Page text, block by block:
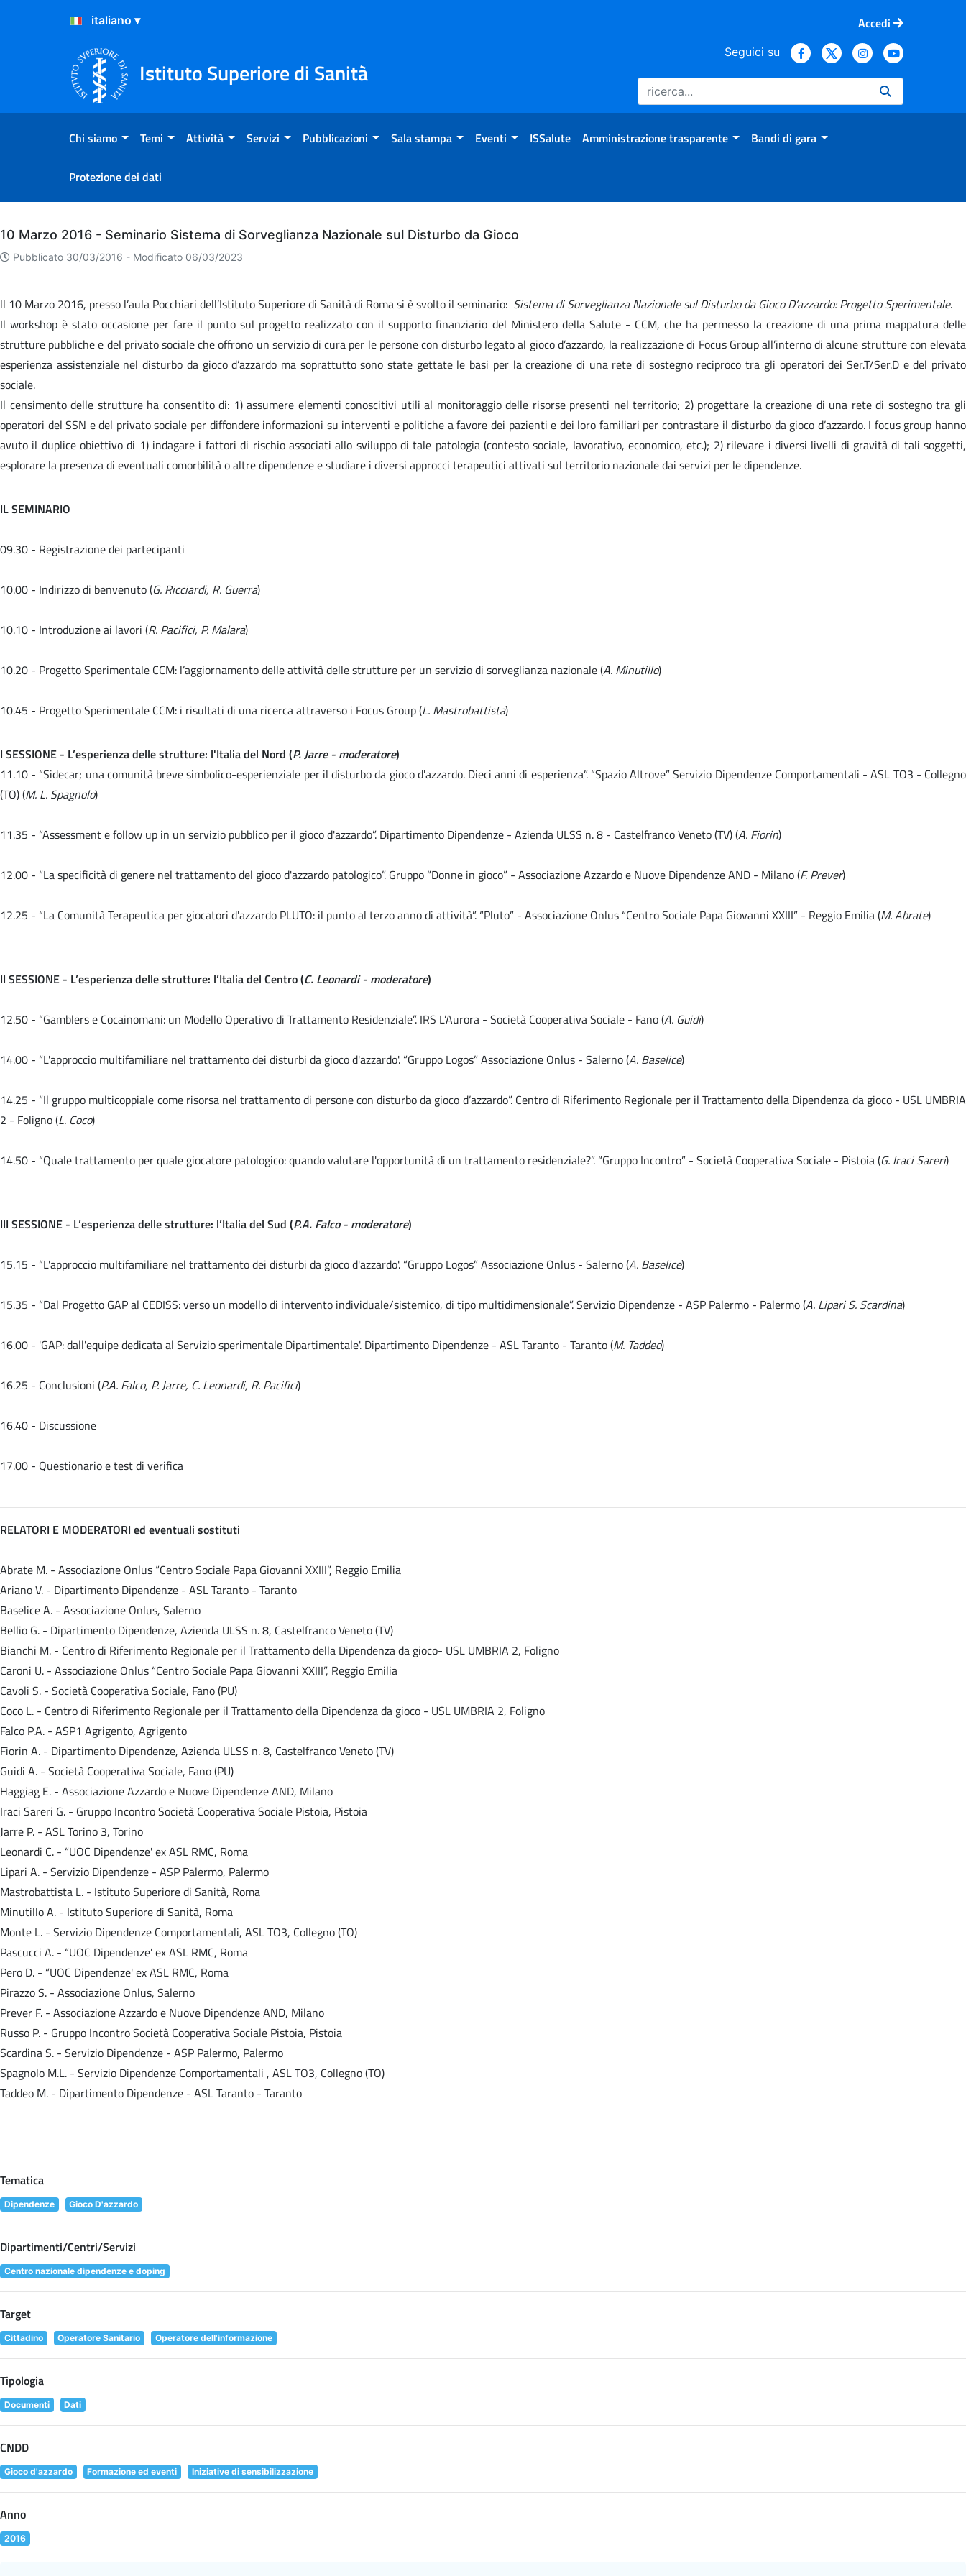
Salta al Contenuto
Salta al Footer
Accedi
Istituto Superiore di Sanità
Seguici su
Chi siamo Temi Attività Servizi Pubblicazioni Sala stampa Eventi ISSalute Amministrazione trasparente Bandi di gara
Protezione dei dati
Archivio
10 Marzo 2016 - Seminario Sistema di Sorveglianza Nazionale sul Disturbo da Gioco
Pubblicato 30/03/2016 - Modificato 06/03/2023
ll 10 Marzo 2016, presso l’aula Pocchiari dell’Istituto Superiore di Sanità di Roma si è svolto il seminario: Sistema di Sorveglianza Nazionale sul Disturbo da Gioco D’azzardo: Progetto Sperimentale.
Il workshop è stato occasione per fare il punto sul progetto realizzato con il supporto finanziario del Ministero della Salute - CCM, che ha permesso la creazione di una prima mappatura delle
strutture pubbliche e del privato sociale che offrono un servizio di cura per le persone con disturbo legato al gioco d’azzardo, la realizzazione di Focus Group all’interno di alcune strutture con elevata
esperienza assistenziale nel disturbo da gioco d’azzardo ma soprattutto sono state gettate le basi per la creazione di una rete di sostegno reciproco tra gli operatori dei Ser.T/Ser.D e del privato
sociale.
Il censimento delle strutture ha consentito di: 1) assumere elementi conoscitivi utili al monitoraggio delle risorse presenti nel territorio; 2) progettare la creazione di una rete di sostegno tra gli
operatori del SSN e del privato sociale per diffondere informazioni su interventi e politiche a favore dei pazienti e dei loro familiari per contrastare il disturbo da gioco d’azzardo. I focus group hanno
avuto il duplice obiettivo di 1) indagare i fattori di rischio associati allo sviluppo di tale patologia (contesto sociale, lavorativo, economico, etc.); 2) rilevare i diversi livelli di gravità di tali soggetti,
esplorare la presenza di eventuali comorbilità o altre dipendenze e studiare i diversi approcci terapeutici attivati sul territorio nazionale dai servizi per le dipendenze.
IL SEMINARIO
09.30 - Registrazione dei partecipanti
10.00 - Indirizzo di benvenuto (G. Ricciardi, R. Guerra)
10.10 - Introduzione ai lavori (R. Pacifici, P. Malara)
10.20 - Progetto Sperimentale CCM: l’aggiornamento delle attività delle strutture per un servizio di sorveglianza nazionale (A. Minutillo)
10.45 - Progetto Sperimentale CCM: i risultati di una ricerca attraverso i Focus Group (L. Mastrobattista)
I SESSIONE - L’esperienza delle strutture: l'Italia del Nord (P. Jarre - moderatore)
11.10 - “Sidecar; una comunità breve simbolico-esperienziale per il disturbo da gioco d'azzardo. Dieci anni di esperienza”. “Spazio Altrove” Servizio Dipendenze Comportamentali - ASL TO3 - Collegno
(TO) (M. L. Spagnolo)
11.35 - “Assessment e follow up in un servizio pubblico per il gioco d'azzardo”. Dipartimento Dipendenze - Azienda ULSS n. 8 - Castelfranco Veneto (TV) (A. Fiorin)
12.00 - “La specificità di genere nel trattamento del gioco d'azzardo patologico”. Gruppo “Donne in gioco” - Associazione Azzardo e Nuove Dipendenze AND - Milano (F. Prever)
12.25 - “La Comunità Terapeutica per giocatori d'azzardo PLUTO: il punto al terzo anno di attività”. “Pluto” - Associazione Onlus “Centro Sociale Papa Giovanni XXIII” - Reggio Emilia (M. Abrate)
II SESSIONE - L’esperienza delle strutture: l’Italia del Centro (C. Leonardi - moderatore)
12.50 - “Gamblers e Cocainomani: un Modello Operativo di Trattamento Residenziale”. IRS L’Aurora - Società Cooperativa Sociale - Fano (A. Guidi)
14.00 - “L'approccio multifamiliare nel trattamento dei disturbi da gioco d'azzardo'. “Gruppo Logos” Associazione Onlus - Salerno (A. Baselice)
14.25 - “Il gruppo multicoppiale come risorsa nel trattamento di persone con disturbo da gioco d’azzardo”. Centro di Riferimento Regionale per il Trattamento della Dipendenza da gioco - USL UMBRIA
2 - Foligno (L. Coco)
14.50 - “Quale trattamento per quale giocatore patologico: quando valutare l'opportunità di un trattamento residenziale?”. “Gruppo Incontro” - Società Cooperativa Sociale - Pistoia (G. Iraci Sareri)
III SESSIONE - L’esperienza delle strutture: l’Italia del Sud (P.A. Falco - moderatore)
15.15 - “L'approccio multifamiliare nel trattamento dei disturbi da gioco d'azzardo'. “Gruppo Logos” Associazione Onlus - Salerno (A. Baselice)
15.35 - “Dal Progetto GAP al CEDISS: verso un modello di intervento individuale/sistemico, di tipo multidimensionale”. Servizio Dipendenze - ASP Palermo - Palermo (A. Lipari S. Scardina)
16.00 - 'GAP: dall'equipe dedicata al Servizio sperimentale Dipartimentale'. Dipartimento Dipendenze - ASL Taranto - Taranto (M. Taddeo)
16.25 - Conclusioni (P.A. Falco, P. Jarre, C. Leonardi, R. Pacifici)
16.40 - Discussione
17.00 - Questionario e test di verifica
RELATORI E MODERATORI ed eventuali sostituti
Abrate M. - Associazione Onlus “Centro Sociale Papa Giovanni XXIII”, Reggio Emilia
Ariano V. - Dipartimento Dipendenze - ASL Taranto - Taranto
Baselice A. - Associazione Onlus, Salerno
Bellio G. - Dipartimento Dipendenze, Azienda ULSS n. 8, Castelfranco Veneto (TV)
Bianchi M. - Centro di Riferimento Regionale per il Trattamento della Dipendenza da gioco- USL UMBRIA 2, Foligno
Caroni U. - Associazione Onlus “Centro Sociale Papa Giovanni XXIII”, Reggio Emilia
Cavoli S. - Società Cooperativa Sociale, Fano (PU)
Coco L. - Centro di Riferimento Regionale per il Trattamento della Dipendenza da gioco - USL UMBRIA 2, Foligno
Falco P.A. - ASP1 Agrigento, Agrigento
Fiorin A. - Dipartimento Dipendenze, Azienda ULSS n. 8, Castelfranco Veneto (TV)
Guidi A. - Società Cooperativa Sociale, Fano (PU)
Haggiag E. - Associazione Azzardo e Nuove Dipendenze AND, Milano
Iraci Sareri G. - Gruppo Incontro Società Cooperativa Sociale Pistoia, Pistoia
Jarre P. - ASL Torino 3, Torino
Leonardi C. - “UOC Dipendenze' ex ASL RMC, Roma
Lipari A. - Servizio Dipendenze - ASP Palermo, Palermo
Mastrobattista L. - Istituto Superiore di Sanità, Roma
Minutillo A. - Istituto Superiore di Sanità, Roma
Monte L. - Servizio Dipendenze Comportamentali, ASL TO3, Collegno (TO)
Pascucci A. - “UOC Dipendenze' ex ASL RMC, Roma
Pero D. - “UOC Dipendenze' ex ASL RMC, Roma
Pirazzo S. - Associazione Onlus, Salerno
Prever F. - Associazione Azzardo e Nuove Dipendenze AND, Milano
Russo P. - Gruppo Incontro Società Cooperativa Sociale Pistoia, Pistoia
Scardina S. - Servizio Dipendenze - ASP Palermo, Palermo
Spagnolo M.L. - Servizio Dipendenze Comportamentali , ASL TO3, Collegno (TO)
Taddeo M. - Dipartimento Dipendenze - ASL Taranto - Taranto
Tematica
Dipendenze Gioco D'azzardo
Dipartimenti/Centri/Servizi
Centro nazionale dipendenze e doping
Target
Cittadino Operatore Sanitario Operatore dell'informazione
Tipologia
Documenti Dati
CNDD
Gioco d'azzardo Formazione ed eventi Iniziative di sensibilizzazione
Anno
2016